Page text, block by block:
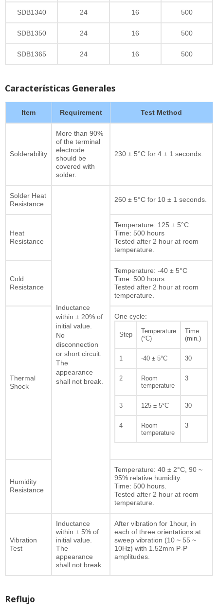
SDB1340 24 16 500
SDB1350 24 16 500
SDB1365 24 16 500
Características Generales
Item Requirement Test Method
Solderability
More than 90%
of the terminal
electrode
should be
covered with
solder.
230 ± 5°C for 4 ± 1 seconds.
Solder Heat
Resistance
Inductance
within ± 20% of
initial value.
No
disconnection
or short circuit.
The
appearance
shall not break.
260 ± 5°C for 10 ± 1 seconds.
Heat
Resistance
Temperature: 125 ± 5°C
Time: 500 hours
Tested after 2 hour at room
temperature.
Cold
Resistance
Temperature: -40 ± 5°C
Time: 500 hours
Tested after 2 hour at room
temperature.
Thermal
Shock
One cycle:
Step
Temperature
(°C)
Time
(min.)
1 -40 ± 5°C 30
2
Room
temperature
3
3 125 ± 5°C 30
4
Room
temperature
3
Humidity
Resistance
Temperature: 40 ± 2°C, 90 ~
95% relative humidity.
Time: 500 hours.
Tested after 2 hour at room
temperature.
Vibration
Test
Inductance
within ± 5% of
initial value.
The
appearance
shall not break.
After vibration for 1hour, in
each of three orientations at
sweep vibration (10 ~ 55 ~
10Hz) with 1.52mm P-P
amplitudes.
Reflujo